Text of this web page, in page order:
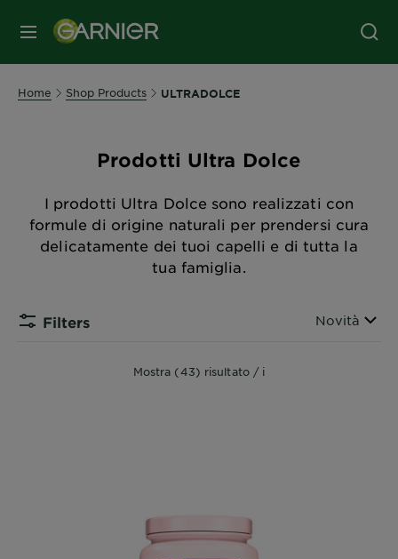
MENU
Home Shop Products ULTRADOLCE
Prodotti Ultra Dolce
I prodotti Ultra Dolce sono realizzati con
formule di origine naturali per prendersi cura
delicatamente dei tuoi capelli e di tutta la
tua famiglia.
Filters Ordina per
Novità
Mostra (43) risultato / i